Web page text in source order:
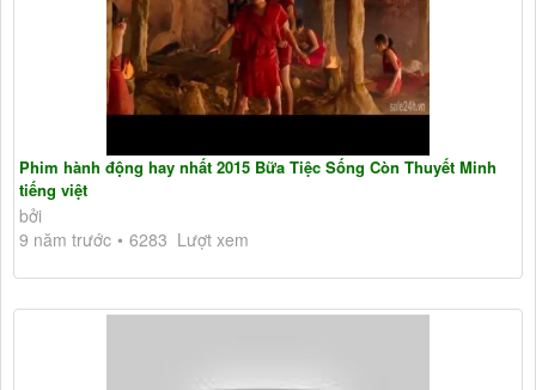
Phim hành động hay nhất 2015 Bữa Tiệc Sống Còn Thuyết Minh
tiếng việt
bởi
9 năm trước
6283 Lượt xem